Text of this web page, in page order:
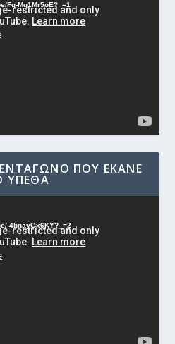
Fg-Mq1Mr5oE?_=1
ΠΟΥ ΈΚΑΝΕ
ΥΠΕΘΑ
4bnayOx6KY?_=2